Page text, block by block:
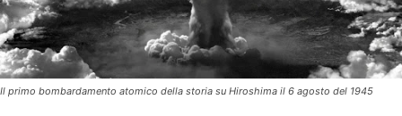
Il primo bombardamento atomico della storia su Hiroshima il 6 agosto del 1945